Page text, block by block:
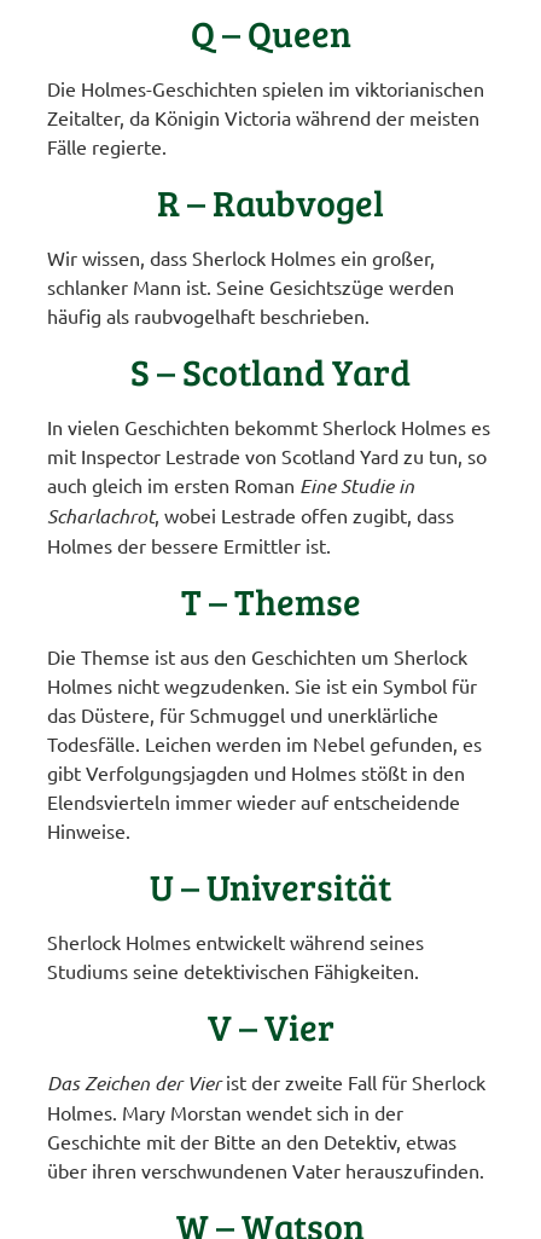
Q – Queen
Die Holmes-Geschichten spielen im viktorianischen
Zeitalter, da Königin Victoria während der meisten
Fälle regierte.
R – Raubvogel
Wir wissen, dass Sherlock Holmes ein großer,
schlanker Mann ist. Seine Gesichtszüge werden
häufig als raubvogelhaft beschrieben.
S – Scotland Yard
In vielen Geschichten bekommt Sherlock Holmes es
mit Inspector Lestrade von Scotland Yard zu tun, so
auch gleich im ersten Roman Eine Studie in
Scharlachrot, wobei Lestrade offen zugibt, dass
Holmes der bessere Ermittler ist.
T – Themse
Die Themse ist aus den Geschichten um Sherlock
Holmes nicht wegzudenken. Sie ist ein Symbol für
das Düstere, für Schmuggel und unerklärliche
Todesfälle. Leichen werden im Nebel gefunden, es
gibt Verfolgungsjagden und Holmes stößt in den
Elendsvierteln immer wieder auf entscheidende
Hinweise.
U – Universität
Sherlock Holmes entwickelt während seines
Studiums seine detektivischen Fähigkeiten.
V – Vier
Das Zeichen der Vierist der zweite Fall für Sherlock
Holmes. Mary Morstan wendet sich in der
Geschichte mit der Bitte an den Detektiv, etwas
über ihren verschwundenen Vater herauszufinden.
W – Watson